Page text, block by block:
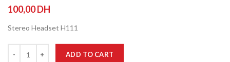
100,00DH
Stereo Headset H111
ADD TO CART